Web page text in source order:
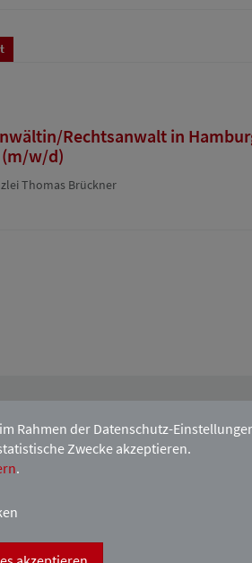
Rechtsanwalt in
w/d)
Thomas Brückner
Rahmen der Datenschutz-
Zwecke akzeptieren.
.